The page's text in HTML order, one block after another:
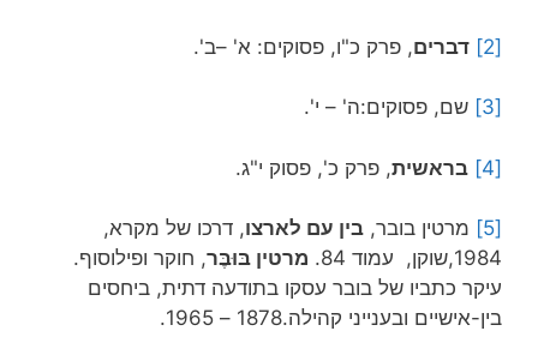
[2] דברים, פרק כ"ו, פסוקים: א' –ב'.
[3] שם, פסוקים:ה' – י'.
[4] בראשית, פרק כ', פסוק י"ג.
[5] מרטין בובר, בין עם לארצו, דרכו של מקרא,
1984,שוקן, עמוד 84.
מרטין בּוּבֶּר, חוקר ופילוסוף.
עיקר כתביו של בובר עסקו בתודעה דתית, ביחסים
בין-אישיים ובענייני קהילה.1878 – 1965.